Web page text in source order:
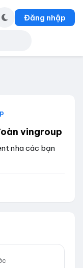
Đăng nhập
vingroup
nha các bạn